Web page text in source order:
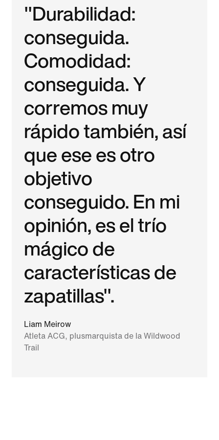
"Durabilidad:
conseguida.
Comodidad:
conseguida. Y
corremos muy
rápido también, así
que ese es otro
objetivo
conseguido. En mi
opinión, es el trío
mágico de
características de
zapatillas".
Liam Meirow
Atleta ACG, plusmarquista de la Wildwood
Trail